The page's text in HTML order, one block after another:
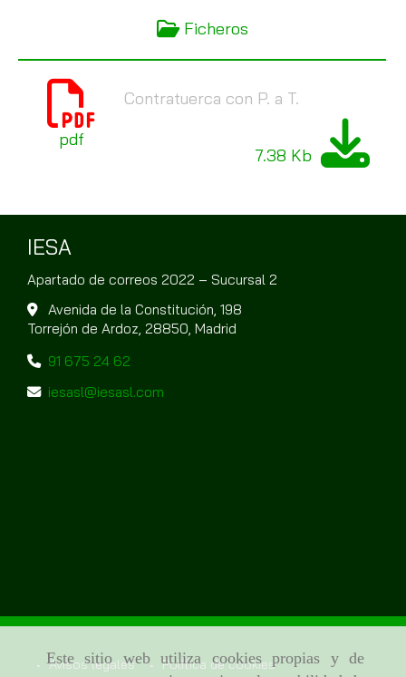
Este sitio web utiliza cookies propias y de
Ficheros
pdf
Contratuerca con P. a T.
7.38 Kb
IESA
Apartado de correos 2022 – Sucursal 2
Avenida de la Constitución, 198
Torrejón de Ardoz, 28850, Madrid
91 675 24 62
iesasl
iesasl.com
Avisos legales Política de cookies